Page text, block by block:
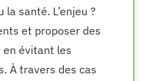
santé. L’enjeu ?
et proposer des
évitant les
À travers des cas